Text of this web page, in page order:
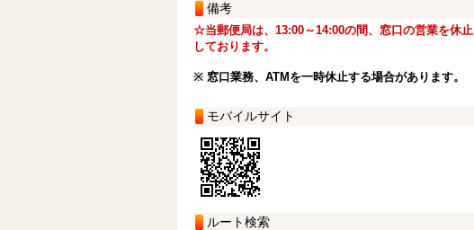
備考
☆当郵便局は、13:00～14:00の間、窓口の営業を休止
しております。
※ 窓口業務、ATMを一時休止する場合があります。
モバイルサイト
ルート検索